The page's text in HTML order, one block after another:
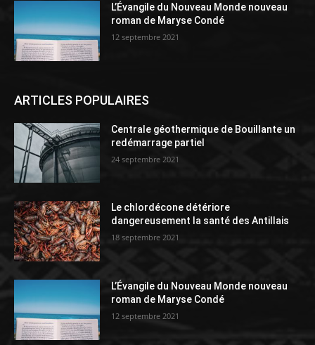
L’Évangile du Nouveau Monde nouveau
roman de Maryse Condé
12 septembre 2021
ARTICLES POPULAIRES
Centrale géothermique de Bouillante un
redémarrage partiel
24 septembre 2021
Le chlordécone détériore
dangereusement la santé des Antillais
18 septembre 2021
L’Évangile du Nouveau Monde nouveau
roman de Maryse Condé
12 septembre 2021